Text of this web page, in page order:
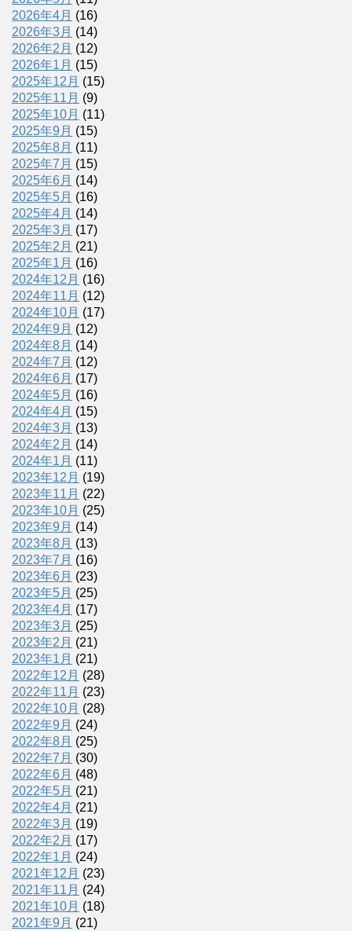
2026年4月 (16)
2026年3月 (14)
2026年2月 (12)
2026年1月 (15)
2025年12月 (15)
2025年11月 (9)
2025年10月 (11)
2025年9月 (15)
2025年8月 (11)
2025年7月 (15)
2025年6月 (14)
2025年5月 (16)
2025年4月 (14)
2025年3月 (17)
2025年2月 (21)
2025年1月 (16)
2024年12月 (16)
2024年11月 (12)
2024年10月 (17)
2024年9月 (12)
2024年8月 (14)
2024年7月 (12)
2024年6月 (17)
2024年5月 (16)
2024年4月 (15)
2024年3月 (13)
2024年2月 (14)
2024年1月 (11)
2023年12月 (19)
2023年11月 (22)
2023年10月 (25)
2023年9月 (14)
2023年8月 (13)
2023年7月 (16)
2023年6月 (23)
2023年5月 (25)
2023年4月 (17)
2023年3月 (25)
2023年2月 (21)
2023年1月 (21)
2022年12月 (28)
2022年11月 (23)
2022年10月 (28)
2022年9月 (24)
2022年8月 (25)
2022年7月 (30)
2022年6月 (48)
2022年5月 (21)
2022年4月 (21)
2022年3月 (19)
2022年2月 (17)
2022年1月 (24)
2021年12月 (23)
2021年11月 (24)
2021年10月 (18)
2021年9月 (21)